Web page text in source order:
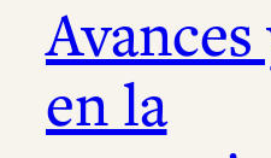
en la